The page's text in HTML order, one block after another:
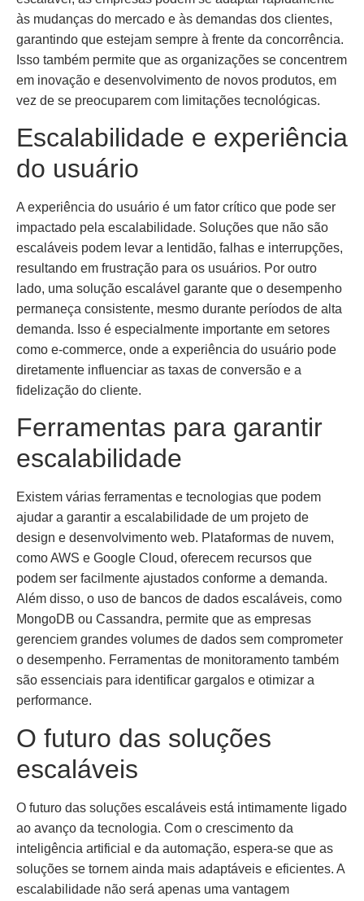
às mudanças do mercado e às demandas dos clientes,
garantindo que estejam sempre à frente da concorrência.
Isso também permite que as organizações se concentrem
em inovação e desenvolvimento de novos produtos, em
vez de se preocuparem com limitações tecnológicas.
Escalabilidade e experiência
do usuário
A experiência do usuário é um fator crítico que pode ser
impactado pela escalabilidade. Soluções que não são
escaláveis podem levar a lentidão, falhas e interrupções,
resultando em frustração para os usuários. Por outro
lado, uma solução escalável garante que o desempenho
permaneça consistente, mesmo durante períodos de alta
demanda. Isso é especialmente importante em setores
como e-commerce, onde a experiência do usuário pode
diretamente influenciar as taxas de conversão e a
fidelização do cliente.
Ferramentas para garantir
escalabilidade
Existem várias ferramentas e tecnologias que podem
ajudar a garantir a escalabilidade de um projeto de
design e desenvolvimento web. Plataformas de nuvem,
como AWS e Google Cloud, oferecem recursos que
podem ser facilmente ajustados conforme a demanda.
Além disso, o uso de bancos de dados escaláveis, como
MongoDB ou Cassandra, permite que as empresas
gerenciem grandes volumes de dados sem comprometer
o desempenho. Ferramentas de monitoramento também
são essenciais para identificar gargalos e otimizar a
performance.
O futuro das soluções
escaláveis
O futuro das soluções escaláveis está intimamente ligado
ao avanço da tecnologia. Com o crescimento da
inteligência artificial e da automação, espera-se que as
soluções se tornem ainda mais adaptáveis e eficientes. A
escalabilidade não será apenas uma vantagem